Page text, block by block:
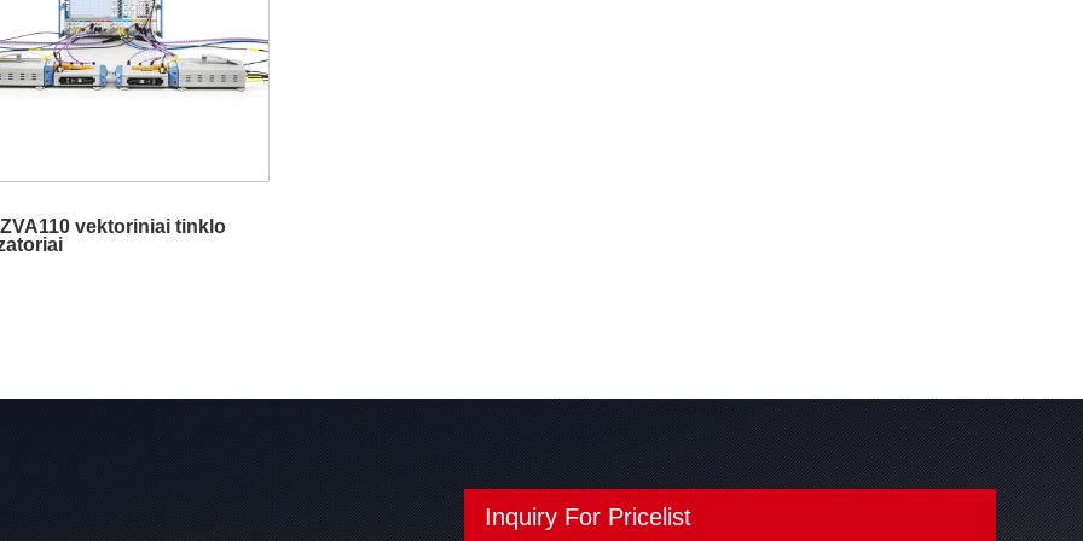
vektoriniai tinklo
Inquiry For Pricelist